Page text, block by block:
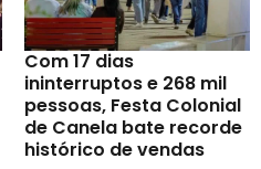
Com 17 dias
ininterruptos e 268 mil
pessoas, Festa Colonial
de Canela bate recorde
histórico de vendas